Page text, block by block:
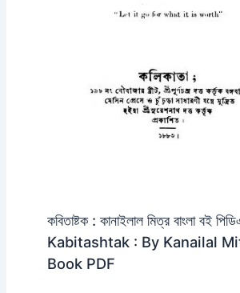
কবিতাষ্টক : কানাইলাল মিত্র বাংলা বই
Kabitashtak : By Kanailal
Book PDF